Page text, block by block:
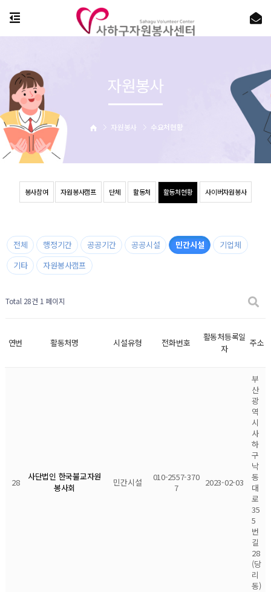
봉사참여 자원봉사캠프 단체 활동처 활동처현황 사이버자원봉사
자원봉사 수요처현황
자원봉사
전체 행정기간 공공기간 공공시설 민간시설
기업체
기타
자원봉사캠프
Total 28건 1 페이지
연번 활동처명 시설유형 전화번호
활동처등록일
자
주소
28
사단법인 한국불교자원
봉사회
민간시설
010-2557-370
7
2023-02-03
부
산
광
역
시
사
하
구
낙
동
대
로
35
5
번
길
28
(당
리
동)